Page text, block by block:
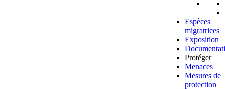
Espèces
migratrices
Exposition
Protéger
Menaces
Mesures de
protection